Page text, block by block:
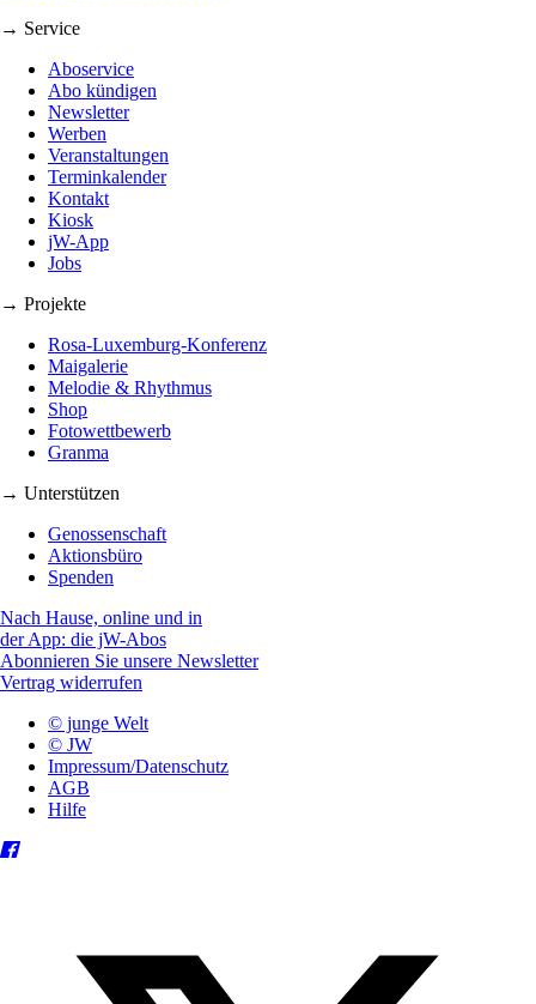
→ Service
Aboservice
Abo kündigen
Newsletter
Werben
Veranstaltungen
Terminkalender
Kontakt
Kiosk
jW-App
Jobs
→ Projekte
Rosa-Luxemburg-Konferenz
Maigalerie
Melodie & Rhythmus
Shop
Fotowettbewerb
Granma
→ Unterstützen
Genossenschaft
Aktionsbüro
Spenden
Nach Hause, online und in
der App: die jW-Abos
Abonnieren Sie unsere Newsletter
Vertrag widerrufen
© junge Welt
© JW
Impressum/Datenschutz
AGB
Hilfe